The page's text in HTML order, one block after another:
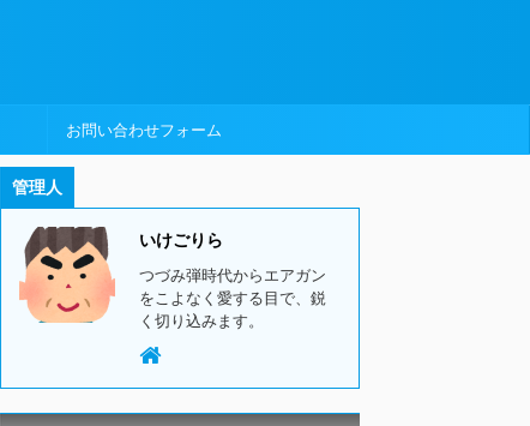
お問い合わせフォーム
管理人
いけごりら
つづみ弾時代からエアガン
をこよなく愛する目で、鋭
く切り込みます。